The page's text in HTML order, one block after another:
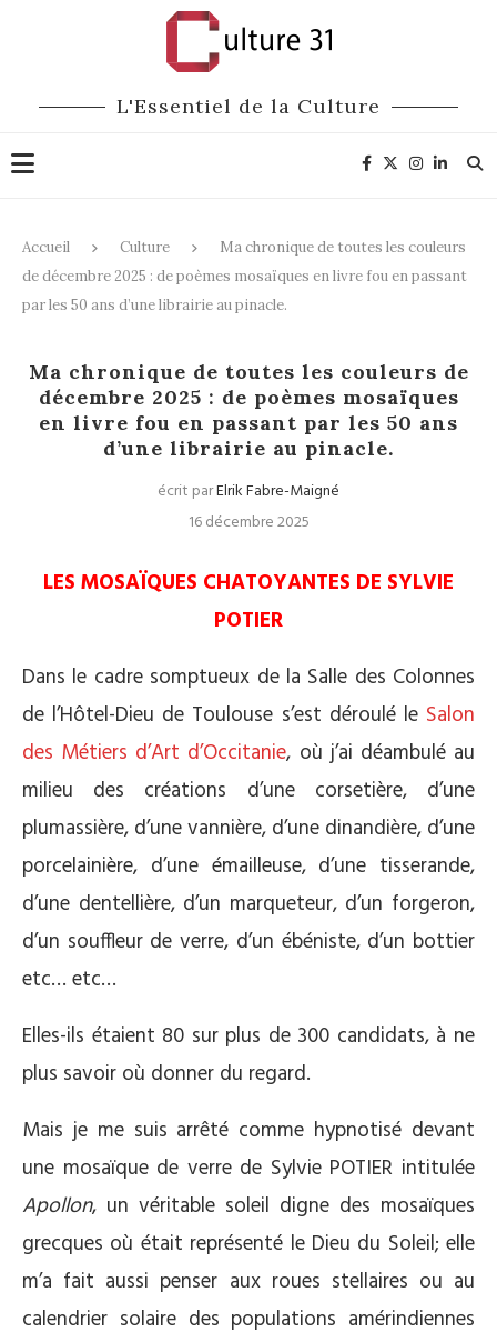
L'Essentiel de la Culture
Accueil Culture
Ma chronique de toutes les couleurs
de décembre 2025 : de poèmes mosaïques en livre fou en passant
par les 50 ans d’une librairie au pinacle.
Ma chronique de toutes les couleurs de
décembre 2025 : de poèmes mosaïques
en livre fou en passant par les 50 ans
d’une librairie au pinacle.
écrit parElrik Fabre-Maigné
16 décembre 2025
LES MOSAÏQUES CHATOYANTES DE SYLVIE
POTIER
Dans le cadre somptueux de la Salle des Colonnes
de l’Hôtel-Dieu de Toulouse s’est déroulé le Salon
des Métiers d’Art d’Occitanie, où j’ai déambulé au
milieu des créations d’une corsetière, d’une
plumassière, d’une vannière, d’une dinandière, d’une
porcelainière, d’une émailleuse, d’une tisserande,
d’une dentellière, d’un marqueteur, d’un forgeron,
d’un souffleur de verre, d’un ébéniste, d’un bottier
etc… etc…
Elles-ils étaient 80 sur plus de 300 candidats, à ne
plus savoir où donner du regard.
Mais je me suis arrêté comme hypnotisé devant
une mosaïque de verre de Sylvie POTIER intitulée
Apollon, un véritable soleil digne des mosaïques
grecques où était représenté le Dieu du Soleil; elle
m’a fait aussi penser aux roues stellaires ou au
calendrier solaire des populations amérindiennes